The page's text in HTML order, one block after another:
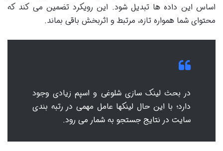
اساس این داده ها تبدیل شود. این رویکرد تضمین می کند که
محتوای شما همواره تازه، مرتبط و اثربخش باقی بماند.
در بحث لینک سازی شلوغی و اسپم زیادی وجود
دارد؛ با این حال لینکها عامل مهمی در رتبه بندی
سایت در نتایج جستجو به شمار می رود.